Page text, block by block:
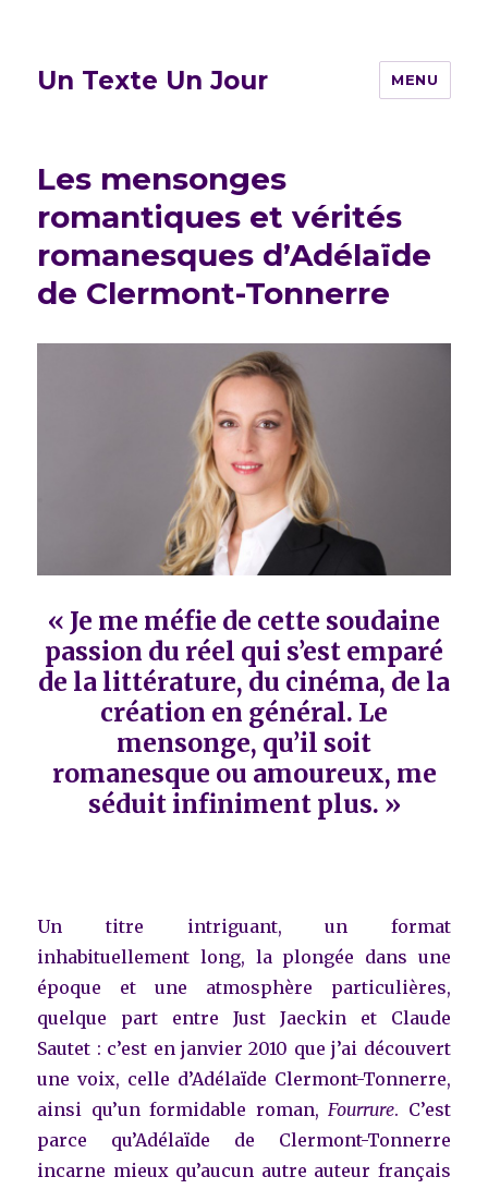
Un Texte Un Jour MENU
Les mensonges
romantiques et vérités
romanesques d’Adélaïde
de Clermont-Tonnerre
« Je me méfie de cette soudaine
passion du réel qui s’est emparé
de la littérature, du cinéma, de la
création en général. Le
mensonge, qu’il soit
romanesque ou amoureux, me
séduit infiniment plus. »
Un titre intriguant, un format
inhabituellement long, la plongée dans une
époque et une atmosphère particulières,
quelque part entre Just Jaeckin et Claude
Sautet : c’est en janvier 2010 que j’ai découvert
une voix, celle d’Adélaïde Clermont-Tonnerre,
ainsi qu’un formidable roman,Fourrure. C’est
parce qu’Adélaïde de Clermont-Tonnerre
incarne mieux qu’aucun autre auteur français